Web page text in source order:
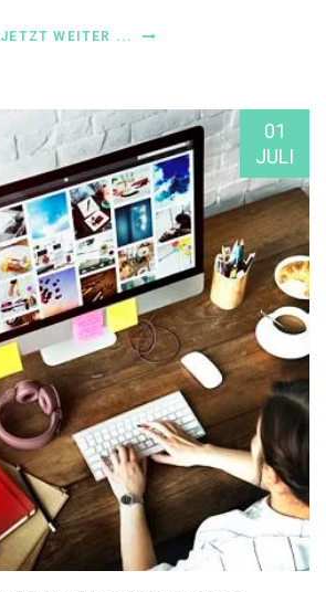
JETZT WEITER ...
01
JULI